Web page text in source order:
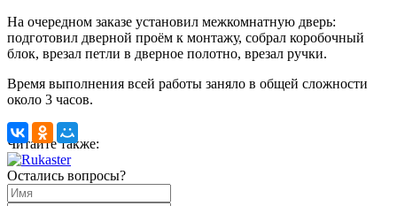
На очередном заказе установил межкомнатную дверь:
подготовил дверной проём к монтажу, собрал коробочный
блок, врезал петли в дверное полотно, врезал ручки.
Время выполнения всей работы заняло в общей сложности
около 3 часов.
Читайте также:
Остались вопросы?